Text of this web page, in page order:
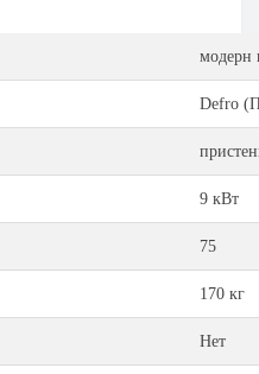
модерн
Defro
9 кВт
75
170 кг
Нет